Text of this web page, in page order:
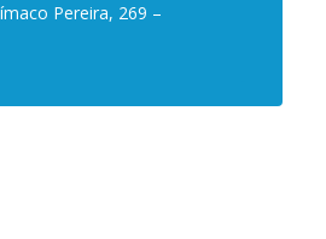
Pereira, 269 –